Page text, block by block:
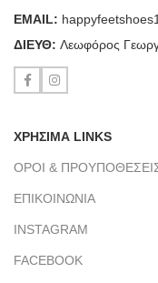
ΕΜΑΙL:
ΔΙΕΥΘ: Λεωφόρος
ΧΡΗΣΙΜΑ LINKS
ΟΡΟΙ &
ΕΠΙΚΟΙΝΩΝΙΑ
INSTAGRAM
FACEBOOK